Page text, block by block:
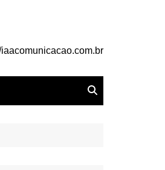
iaacomunicacao.com.br